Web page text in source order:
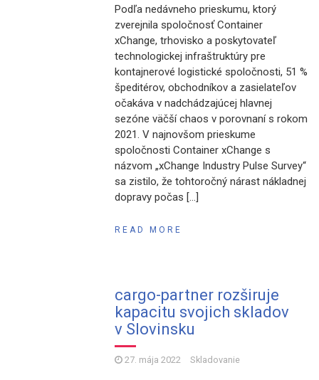
Podľa nedávneho prieskumu, ktorý
zverejnila spoločnosť Container
xChange, trhovisko a poskytovateľ
technologickej infraštruktúry pre
kontajnerové logistické spoločnosti, 51 %
špeditérov, obchodníkov a zasielateľov
očakáva v nadchádzajúcej hlavnej
sezóne väčší chaos v porovnaní s rokom
2021. V najnovšom prieskume
spoločnosti Container xChange s
názvom „xChange Industry Pulse Survey“
sa zistilo, že tohtoročný nárast nákladnej
dopravy počas […]
READ MORE
cargo-partner rozširuje
kapacitu svojich skladov
v Slovinsku
27. mája 2022 Skladovanie